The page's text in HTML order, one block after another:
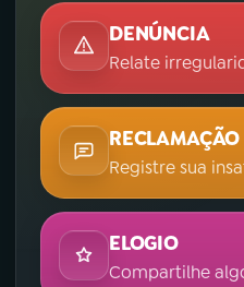
DENÚNCIA
Relate
RECLAMAÇÃO
Registre sua
ELOGIO
Compartilhe